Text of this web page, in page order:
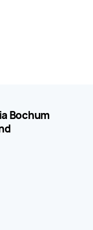
Bochum